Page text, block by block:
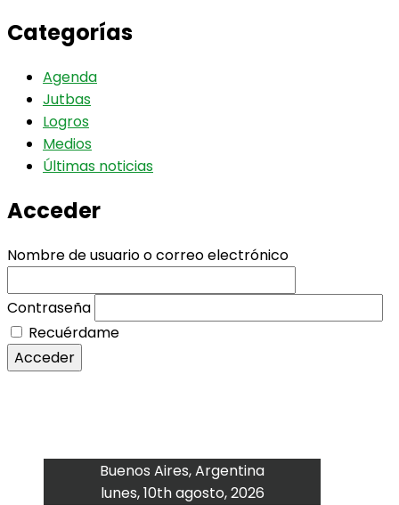
Categorías
Agenda
Jutbas
Logros
Medios
Últimas noticias
Acceder
Nombre de usuario o correo electrónico
Contraseña
Recuérdame
Acceder
Buenos Aires, Argentina
lunes, 10th agosto, 2026